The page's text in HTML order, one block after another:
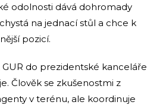
odolnosti dává dohromady
na jednací stůl a chce k
pozicí.
do prezidentské kanceláře
Člověk se zkušenostmi z
v terénu, ale koordinuje